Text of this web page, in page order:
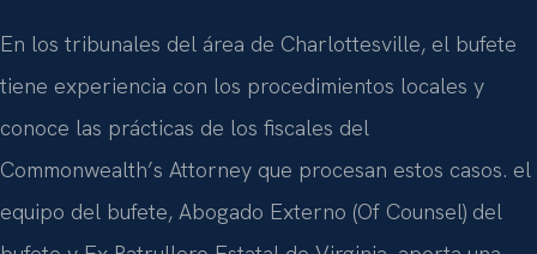
En los tribunales del área de Charlottesville, el bufete
tiene experiencia con los procedimientos locales y
conoce las prácticas de los fiscales del
Commonwealth’s Attorney que procesan estos casos. el
equipo del bufete, Abogado Externo (Of Counsel) del